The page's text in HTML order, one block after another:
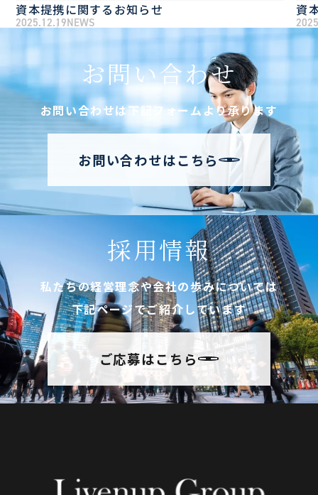
資本提携に関するお知らせ
2025.12.19NEWS
資
お問い合わせ
お問い合わせは下記フォームより承ります
お問い合わせはこちら
採用情報
私たちの経営理念や会社の歩みについては
下記ページでご紹介しています
ご応募はこちら